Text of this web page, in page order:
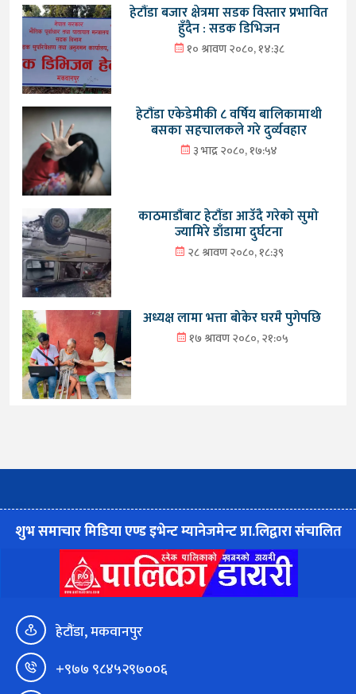
हेटौंडा बजार क्षेत्रमा सडक विस्तार प्रभावित
हुँदैन : सडक डिभिजन
१० श्रावण २०८०, १४:३८
हेटौंडा एकेडेमीकी ८ वर्षिय बालिकामाथी
बसका सहचालकले गरे दुर्व्यवहार
३ भाद्र २०८०, १७:५४
काठमाडौंबाट हेटौंडा आउँदै गरेको सुमो
ज्यामिरे डाँडामा दुर्घटना
२८ श्रावण २०८०, १८:३९
अध्यक्ष लामा भत्ता बोकेर घरमै पुगेपछि
१७ श्रावण २०८०, २१:०५
शुभ समाचार मिडिया एण्ड इभेन्ट म्यानेजमेन्ट प्रा.लिद्वारा संचालित
हेटौंडा, मकवानपुर
+९७७ ९८४५२९७००६